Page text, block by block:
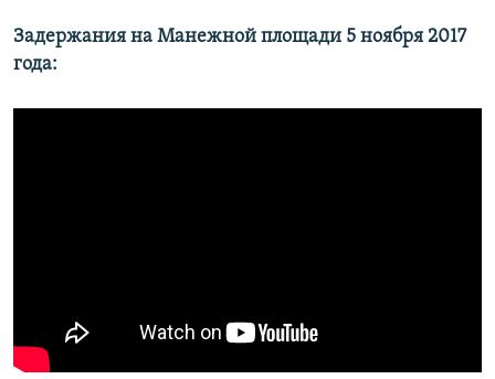
Задержания на Манежной площади 5 ноября 2017
года: